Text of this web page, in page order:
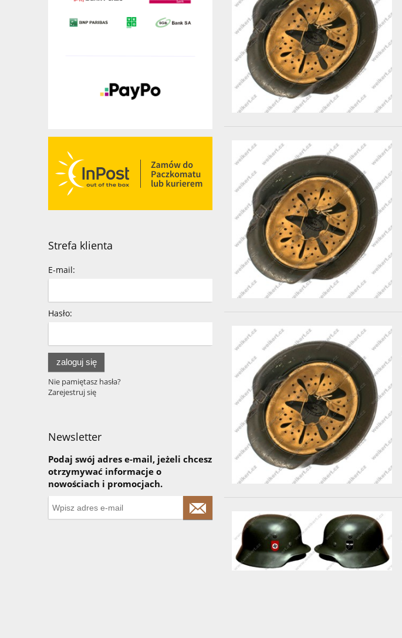
Strefa klienta
E-mail:
Hasło:
zaloguj się
Nie pamiętasz hasła?
Zarejestruj się
Newsletter
Podaj swój adres e-mail, jeżeli chcesz
otrzymywać informacje o
nowościach i promocjach.